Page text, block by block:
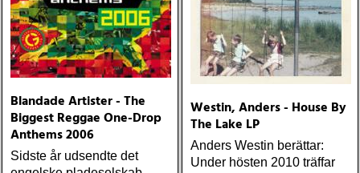
Blandade Artister - The
Biggest Reggae One-Drop
Anthems 2006
Sidste år udsendte det
Westin, Anders - House By
The Lake LP
Anders Westin berättar:
Under hösten 2010 träffar